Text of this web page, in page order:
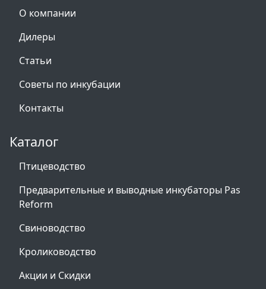
О компании
Дилеры
Статьи
Советы по инкубации
Контакты
Каталог
Птицеводство
Предварительные и выводные инкубаторы Pas
Reform
Свиноводство
Кролиководство
Акции и Скидки